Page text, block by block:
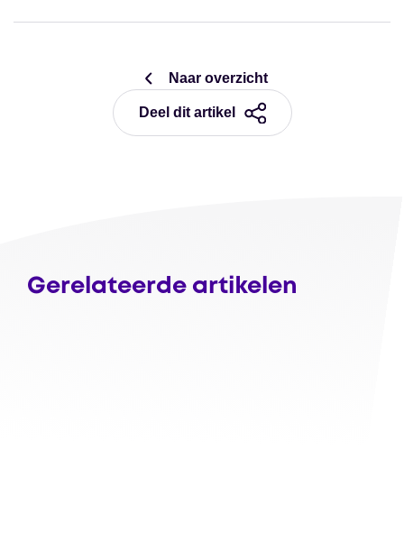
Naar overzicht
Deel dit artikel
Gerelateerde artikelen